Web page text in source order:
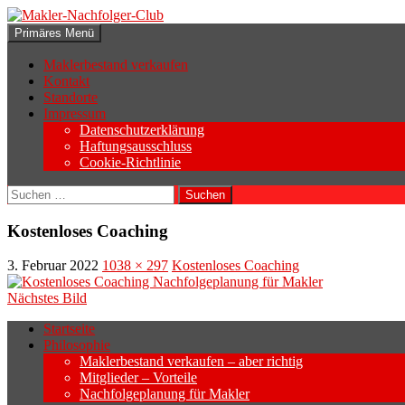
Zum
Inhalt
springen
Makler-Nachfolger-Club
Suchen
Primäres Menü
Maklerbestand verkaufen
Kontakt
Standorte
Impressum
Datenschutzerklärung
Haftungsausschluss
Cookie-Richtlinie
Suchen
nach:
Kostenloses Coaching
3. Februar 2022 1038 × 297 Kostenloses Coaching
Nächstes Bild
Wenn sich der Makler oder Inhaber
Geschäftsaufgabe.
Startseite
Philosophie
Maklerbestand verkaufen – aber richtig
Mitglieder – Vorteile
Nachfolgeplanung für Makler